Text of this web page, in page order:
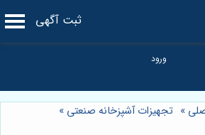
ثبت آگهی
» تجهیزات آشپزخانه صنعتی »